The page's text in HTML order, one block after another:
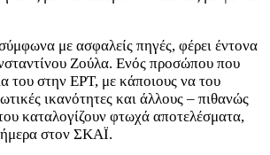
με ασφαλείς πηγές, φέρει έντονα
Ζούλα. Ενός προσώπου που
του στην ΕΡΤ, με κάποιους να του
ικανότητες και άλλους – πιθανώς
καταλογίζουν φτωχά αποτελέσματα,
στον ΣΚΑΪ.